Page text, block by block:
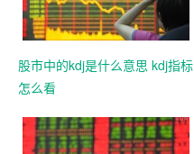
股市中的kdj是什么意思 kdj指标
怎么看